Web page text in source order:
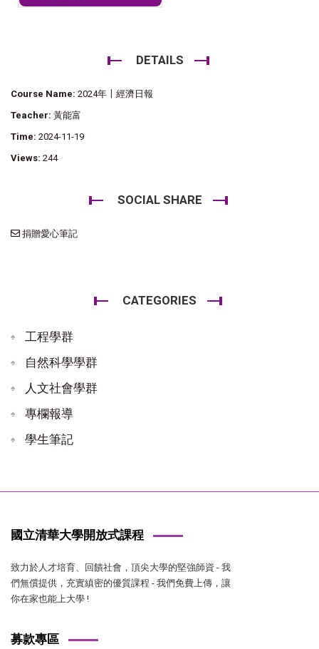
DETAILS
Course Name: 2024年〡經濟日報
Teacher: 黃能富
Time: 2024-11-19
Views: 244
SOCIAL SHARE
捐贈愛心筆記
CATEGORIES
工程學群
自然科學學群
人文社會學群
專欄報導
學生筆記
國立清華大學開放式課程
致力於人才培育、回饋社會，頂尖大學的堅強師資 - 我
們無償提供，充實縝密的優質課程 - 我們免費上傳，讓
你在家也能上大學 !
募款專區